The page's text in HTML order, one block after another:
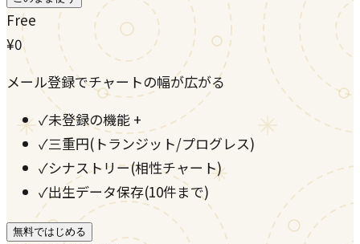
Free
¥0
メール登録でチャートの幅が広がる
✓未登録の機能 +
✓三重円(トランジット/プログレス)
✓シナストリー(相性チャート)
✓出生データ保存(10件まで)
無料ではじめる